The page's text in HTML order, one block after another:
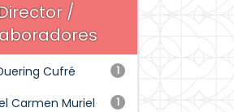
/
1
Cufré
1
Carmen Muriel